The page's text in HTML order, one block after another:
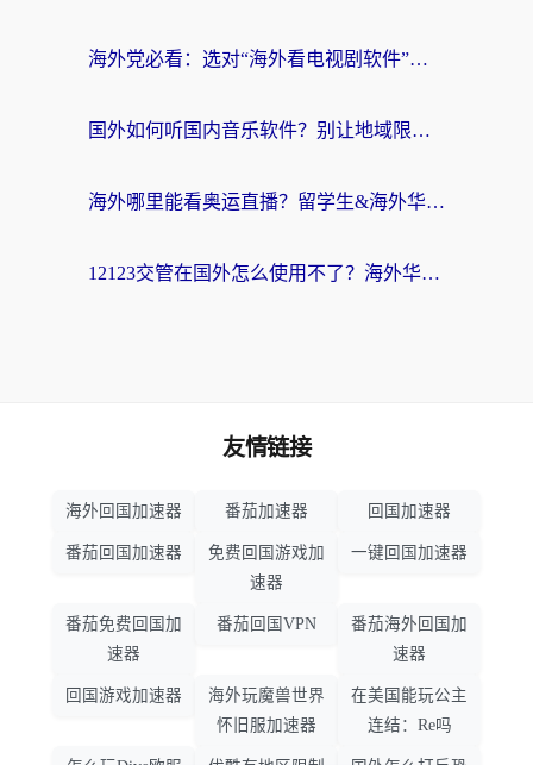
海外党必看：选对“海外看电视剧软件”，再也不用愁国内剧刷不了
国外如何听国内音乐软件？别让地域限制，断了你的中文歌单
海外哪里能看奥运直播？留学生&海外华人必看的体育赛事观赛终极指南
12123交管在国外怎么使用不了？海外华人必看的无缝访问国内资源指南
友情链接
海外回国加速器 番茄加速器 回国加速器
番茄回国加速器
免费回国游戏加
速器
一键回国加速器
番茄免费回国加
速器
番茄回国VPN
番茄海外回国加
速器
回国游戏加速器
海外玩魔兽世界
怀旧服加速器
在美国能玩公主
连结：Re吗